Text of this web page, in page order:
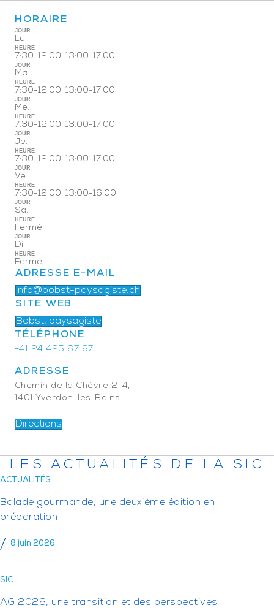
HORAIRE
JOUR
Lu.
HEURE
7:30-12:00, 13:00-17:00
JOUR
Ma.
HEURE
7:30-12:00, 13:00-17:00
JOUR
Me.
HEURE
7:30-12:00, 13:00-17:00
JOUR
Je.
HEURE
7:30-12:00, 13:00-17:00
JOUR
Ve.
HEURE
7:30-12:00, 13:00-16:00
JOUR
Sa.
HEURE
Fermé
JOUR
Di.
HEURE
Fermé
ADRESSE E-MAIL
info@bobst-paysagiste.ch
SITE WEB
Bobst, paysagiste
TÉLÉPHONE
+41 24 425 67 67
ADRESSE
Chemin de la Chèvre 2-4,
1401 Yverdon-les-Bains
Directions
LES ACTUALITÉS DE LA SIC
ACTUALITÉS
Balade gourmande, une deuxième édition en
préparation
8 juin 2026
SIC
AG 2026, une transition et des perspectives